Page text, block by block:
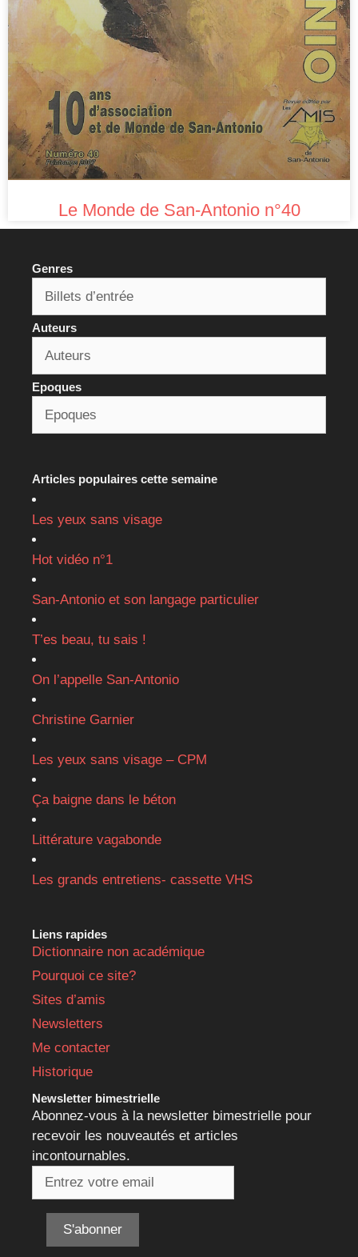
Le Monde de San-Antonio n°40
Genres
Auteurs
Epoques
Articles populaires cette semaine
Les yeux sans visage
Hot vidéo n°1
San-Antonio et son langage particulier
T’es beau, tu sais !
On l’appelle San-Antonio
Christine Garnier
Les yeux sans visage – CPM
Ça baigne dans le béton
Littérature vagabonde
Les grands entretiens- cassette VHS
Liens rapides
Dictionnaire non académique
Pourquoi ce site?
Sites d’amis
Newsletters
Me contacter
Historique
Newsletter bimestrielle
Abonnez-vous à la newsletter bimestrielle pour
recevoir les nouveautés et articles
incontournables.